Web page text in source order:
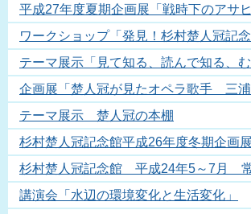
平成27年度夏期企画展「戦時下のアサヒ
ワークショップ「発見！杉村楚人冠記念
テーマ展示「見て知る、読んで知る、む
企画展「楚人冠が見たオペラ歌手 三浦
テーマ展示 楚人冠の本棚
杉村楚人冠記念館平成26年度冬期企画展
杉村楚人冠記念館 平成24年5～7月
講演会「水辺の環境変化と生活変化」